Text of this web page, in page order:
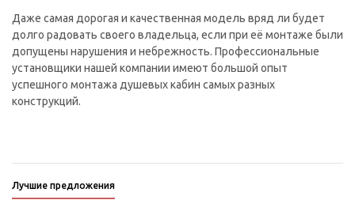
Даже самая дорогая и качественная модель вряд ли будет
долго радовать своего владельца, если при её монтаже были
допущены нарушения и небрежность. Профессиональные
установщики нашей компании имеют большой опыт
успешного монтажа душевых кабин самых разных
конструкций.
Лучшие предложения